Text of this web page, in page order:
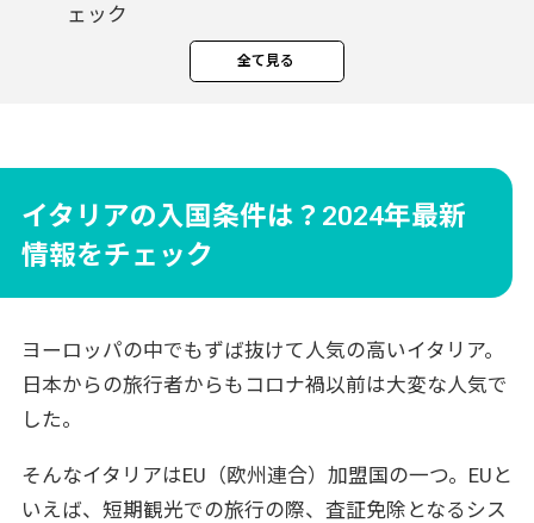
ェック
イタリアのベストシーズンはいつ？
イタリア最新入国方法・準備から入国まで
った？
イタリアから日本への帰国
安い海外旅行ツアーは探せばある！旅費の高い
全て見る
イタリアの入国条件は？2024年最新
情報をチェック
ヨーロッパの中でもずば抜けて人気の高いイタリア。
日本からの旅行者からもコロナ禍以前は大変な人気で
した。
そんなイタリアはEU（欧州連合）加盟国の一つ。EUと
いえば、短期観光での旅行の際、査証免除となるシス